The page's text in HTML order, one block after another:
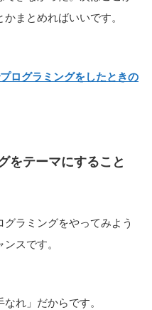
まとめればいいです。
ログラミングをしたときの
をテーマにすること
ラミングをやってみよう
スです。
れ」だからです。